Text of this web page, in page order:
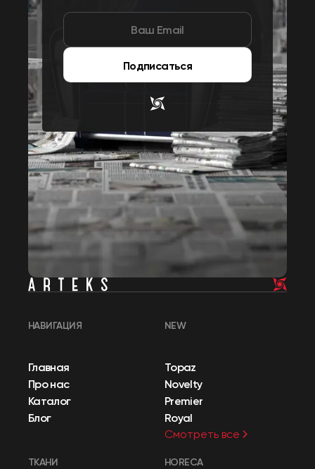
Подписаться
НАВИГАЦИЯ
Главная
Про нас
Каталог
Блог
NEW
Topaz
Novelty
Premier
Royal
Смотреть все
ТКАНИ HORECA